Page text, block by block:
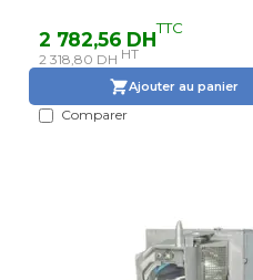
2 782,56 DHTTC
2 318,80 DH HT
Ajouter au panier
Comparer